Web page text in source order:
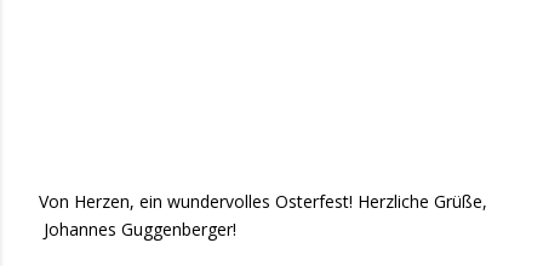
Von Herzen, ein wundervolles Osterfest! Herzliche Grüße,
Johannes Guggenberger!